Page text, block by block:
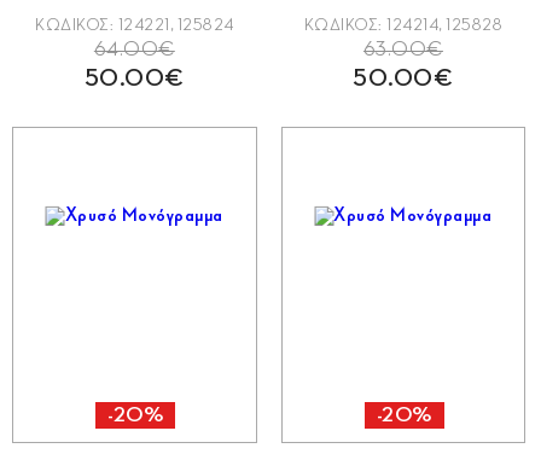
ΚΩΔΙΚΟΣ: 124221, 125824
64.00€
50.00€
ΚΩΔΙΚΟΣ: 124214, 125828
63.00€
50.00€
-20% -20%